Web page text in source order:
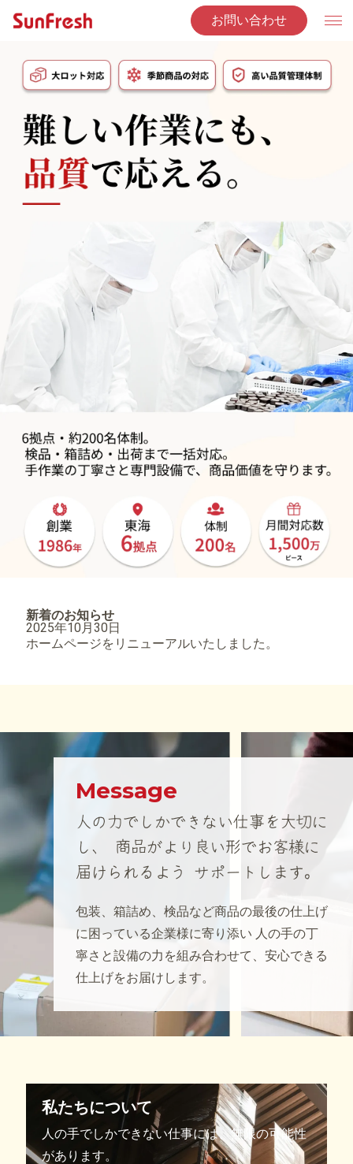
お問い合わせ
新着のお知らせ
2025年10月30日
ホームページをリニューアルいたしました。
Message
人の力でしかできない仕事を大切に
し、
商品がより良い形でお客様に
届けられるよう
サポートします。
包装、箱詰め、検品など商品の最後の仕上げ
に困っている企業様に寄り添い 人の手の丁
寧さと設備の力を組み合わせて、安心できる
仕上げをお届けします。
私たちについて
人の手でしかできない仕事には、無限の可能性
があります。